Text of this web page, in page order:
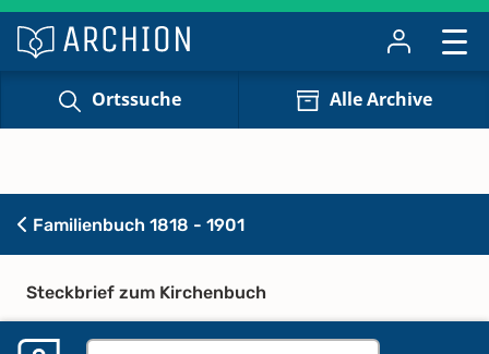
Ortssuche Alle Archive
Familienbuch 1818 - 1901
Steckbrief zum Kirchenbuch